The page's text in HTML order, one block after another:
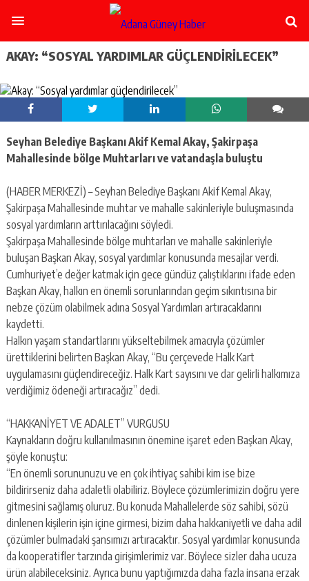
escort
ataşehir
escort
kadıköy
escort
escort
mecidiyeköy
escort
taksim
escort
beşiktaş
escort
kartal
escort
maltepe
escort
AKAY: “SOSYAL YARDIMLAR GÜÇLENDIRILECEK”
Seyhan Belediye Başkanı Akif Kemal Akay, Şakirpaşa
Mahallesinde bölge Muhtarları ve vatandaşla buluştu
(HABER MERKEZİ) – Seyhan Belediye Başkanı Akif Kemal Akay,
Şakirpaşa Mahallesinde muhtar ve mahalle sakinleriyle buluşmasında
sosyal yardımların arttırılacağını söyledi.
Şakirpaşa Mahallesinde bölge muhtarları ve mahalle sakinleriyle
buluşan Başkan Akay, sosyal yardımlar konusunda mesajlar verdi.
Cumhuriyet’e değer katmak için gece gündüz çalıştıklarını ifade eden
Başkan Akay, halkın en önemli sorunlarından geçim sıkıntısına bir
nebze çözüm olabilmek adına Sosyal Yardımları artıracaklarını
kaydetti.
Halkın yaşam standartlarını yükseltebilmek amacıyla çözümler
ürettiklerini belirten Başkan Akay, “Bu çerçevede Halk Kart
uygulamasını güçlendireceğiz. Halk Kart sayısını ve dar gelirli halkımıza
verdiğimiz ödeneği artıracağız” dedi.
“HAKKANİYET VE ADALET” VURGUSU
Kaynakların doğru kullanılmasının önemine işaret eden Başkan Akay,
şöyle konuştu:
“En önemli sorununuzu ve en çok ihtiyaç sahibi kim ise bize
bildirirseniz daha adaletli olabiliriz. Böylece çözümlerimizin doğru yere
gitmesini sağlamış oluruz. Bu konuda Mahallelerde söz sahibi, sözü
dinlenen kişilerin işin içine girmesi, bizim daha hakkaniyetli ve daha adil
çözümler bulmadaki şansımızı artıracaktır. Sosyal yardımlar konusunda
da kooperatifler tarzında girişimlerimiz var. Böylece sizler daha ucuza
ürün alabileceksiniz. Ayrıca bunu yaptığımızda daha fazla insana erzak